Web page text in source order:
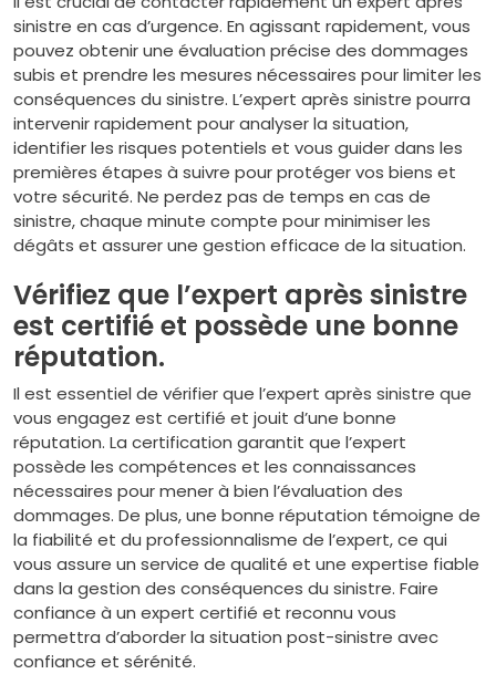
sinistre en cas d’urgence. En agissant rapidement, vous
pouvez obtenir une évaluation précise des dommages
subis et prendre les mesures nécessaires pour limiter les
conséquences du sinistre. L’expert après sinistre pourra
intervenir rapidement pour analyser la situation,
identifier les risques potentiels et vous guider dans les
premières étapes à suivre pour protéger vos biens et
votre sécurité. Ne perdez pas de temps en cas de
sinistre, chaque minute compte pour minimiser les
dégâts et assurer une gestion efficace de la situation.
Vérifiez que l’expert après sinistre
est certifié et possède une bonne
réputation.
Il est essentiel de vérifier que l’expert après sinistre que
vous engagez est certifié et jouit d’une bonne
réputation. La certification garantit que l’expert
possède les compétences et les connaissances
nécessaires pour mener à bien l’évaluation des
dommages. De plus, une bonne réputation témoigne de
la fiabilité et du professionnalisme de l’expert, ce qui
vous assure un service de qualité et une expertise fiable
dans la gestion des conséquences du sinistre. Faire
confiance à un expert certifié et reconnu vous
permettra d’aborder la situation post-sinistre avec
confiance et sérénité.